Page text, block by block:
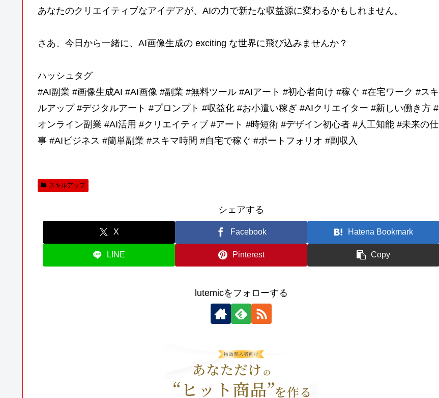
あなたのクリエイティブなアイデアが、AIの力で新たな収益源に変わるかもしれません。
さあ、今日から一緒に、AI画像生成の exciting な世界に飛び込みませんか？
ハッシュタグ
#AI副業 #画像生成AI #AI画像 #副業 #無料ツール #AIアート #初心者向け #稼ぐ #在宅ワーク #スキ
ルアップ #デジタルアート #プロンプト #収益化 #お小遣い稼ぎ #AIクリエイター #新しい働き方 #
オンライン副業 #AI活用 #クリエイティブ #アート #時短術 #デザイン初心者 #人工知能 #未来の仕
事 #AIビジネス #簡単副業 #スキマ時間 #自宅で稼ぐ #ポートフォリオ #副収入
スキルアップ
シェアする
X Facebook Hatena Bookmark
LINE Pinterest Copy
lutemicをフォローする